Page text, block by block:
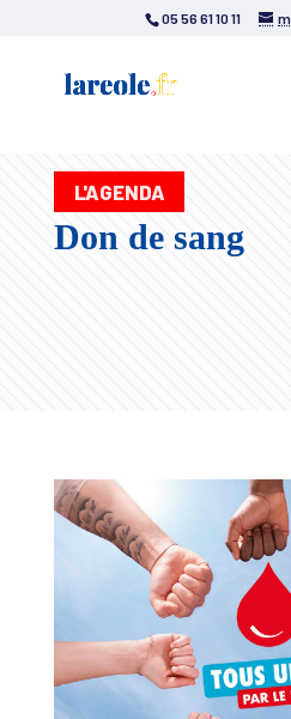
05 56 61 10 11
L'AGENDA
Don de sang